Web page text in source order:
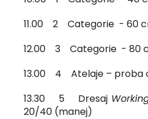
11.00 2 Categorie - 60
12.00 3 Categorie - 80
13.00 4 Atelaje – proba
13.30 5 Dresaj
20/40 (manej)